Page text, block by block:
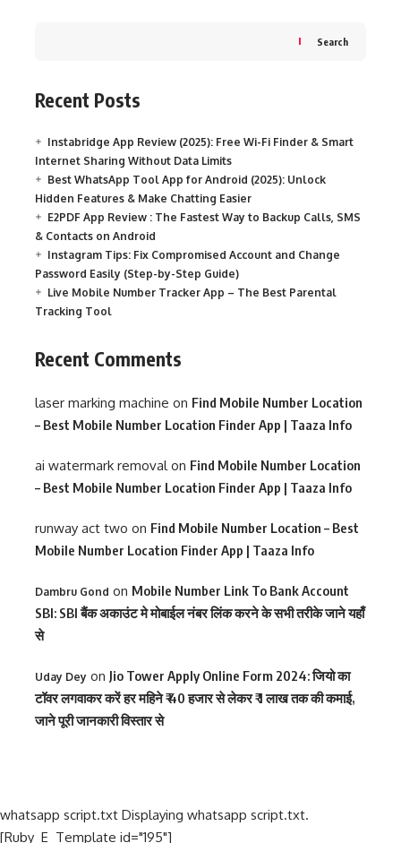
Search
Recent Posts
Instabridge App Review (2025): Free Wi-Fi Finder & Smart
Internet Sharing Without Data Limits
Best WhatsApp Tool App for Android (2025): Unlock
Hidden Features & Make Chatting Easier
E2PDF App Review : The Fastest Way to Backup Calls, SMS
& Contacts on Android
Instagram Tips: Fix Compromised Account and Change
Password Easily (Step-by-Step Guide)
Live Mobile Number Tracker App – The Best Parental
Tracking Tool
Recent Comments
laser marking machine on Find Mobile Number Location
– Best Mobile Number Location Finder App | Taaza Info
ai watermark removal on Find Mobile Number Location
– Best Mobile Number Location Finder App | Taaza Info
runway act two on Find Mobile Number Location – Best
Mobile Number Location Finder App | Taaza Info
Dambru Gond on Mobile Number Link To Bank Account
SBI: SBI बैंक अकाउंट मे मोबाईल नंबर लिंक करने के सभी तरीके जाने यहाँ
से
Uday Dey on Jio Tower Apply Online Form 2024: जियो का
टॉवर लगवाकर करें हर महिने ₹ 40 हजार से लेकर ₹ 1 लाख तक की कमाई,
जाने पूरी जानकारी विस्तार से
whatsapp script.txt Displaying whatsapp script.txt.
[Ruby_E_Template id="195"]